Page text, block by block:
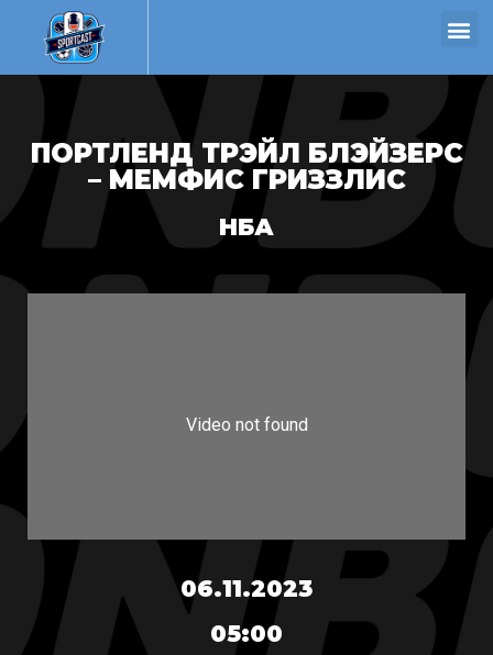
ПОРТЛЕНД ТРЭЙЛ БЛЭЙЗЕРС
– МЕМФИС ГРИЗЗЛИС
НБА
06.11.2023
05:00